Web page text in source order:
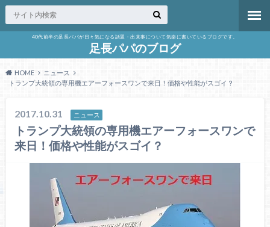
40代前半の足長パパが日々気になる話題・出来事について気楽に書いているブログです。
足長パパのブログ
HOME
ニュース
トランプ大統領の専用機エアーフォースワンで来日！価格や性能がスゴイ？
2017.10.31 ニュース
トランプ大統領の専用機エアーフォースワンで
来日！価格や性能がスゴイ？